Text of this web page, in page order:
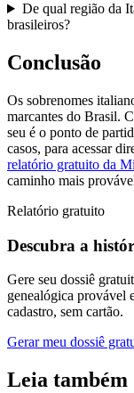
De qual região da
brasileiros?
Conclusão
Os sobrenomes
marcantes do Brasil.
seu é o ponto de
casos, para acessar
relatório gratuito da
caminho mais
Relatório gratuito
Descubra a
Gere seu dossiê
genealógica provável
cadastro, sem cartão.
Gerar meu dossiê
Leia também